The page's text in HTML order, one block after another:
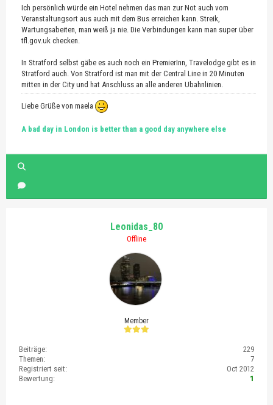
Ich persönlich würde ein Hotel nehmen das man zur Not auch vom
Veranstaltungsort aus auch mit dem Bus erreichen kann. Streik,
Wartungsabeiten, man weiß ja nie. Die Verbindungen kann man super über
tfl.gov.uk checken.
In Stratford selbst gäbe es auch noch ein PremierInn, Travelodge gibt es in
Stratford auch. Von Stratford ist man mit der Central Line in 20 Minuten
mitten in der City und hat Anschluss an alle anderen Ubahnlinien.
Liebe Grüße von maela
A bad day in London is better than a good day anywhere else
Leonidas_80
Offline
Member
Beiträge:
229
Themen:
7
Registriert seit:
Oct 2012
Bewertung:
1